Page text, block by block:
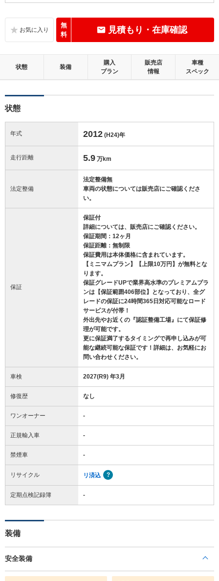
標準的に使用されていて、多少のコゲ、スレ、キズがあります。
修復歴：無
無
料
見積もり・在庫確認
状態 装備
購入
プラン
販売店
情報
車種
スペック
状態
年式 2012 (H24)年
走行距離 5.9 万km
法定整備
法定整備無
車両の状態については販売店にご確認くださ
い。
保証
保証付
詳細については、販売店にご確認ください。
保証期間：12ヶ月
保証距離：無制限
保証費用は本体価格に含まれています。
【ミニマムプラン】【上限10万円】が無料とな
ります。
保証グレードUPで業界高水準のプレミアムプラ
ンは【保証範囲406部位】となっており、全グ
レードの保証に24時間365日対応可能なロード
サービスが付帯！
外出先やお近くの『認証整備工場』にて保証修
理が可能です。
更に保証満了するタイミングで再申し込みが可
能な継続可能な保証です！詳細は、お気軽にお
問い合わせください。
車検 2027(R9) 年3月
修復歴 なし
ワンオーナー -
正規輸入車 -
禁煙車 -
リサイクル リ済込
定期点検記録簿 -
装備
安全装備